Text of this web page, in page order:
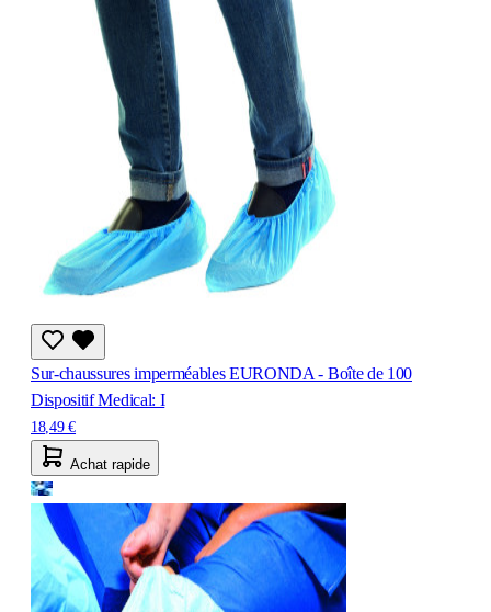
Sur-chaussures imperméables EURONDA - Boîte de 100
Dispositif Medical: I
18,49 €
Achat rapide